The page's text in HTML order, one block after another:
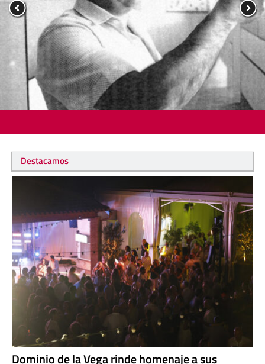
Destacamos
Dominio de la Vega rinde homenaje a sus